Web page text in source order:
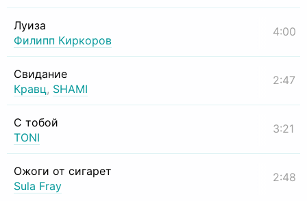
Луиза
Филипп Киркоров
4:00
Свидание
Кравц, SHAMI
2:47
С тобой
TONI
3:21
Ожоги от сигарет
Sula Fray
2:48